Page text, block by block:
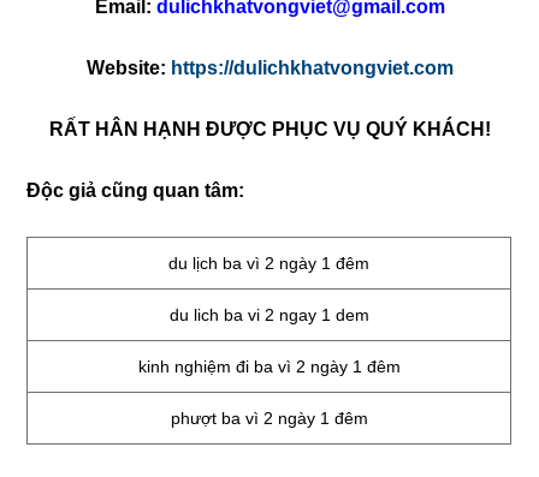
Email: dulichkhatvongviet@gmail.com
Website: https://dulichkhatvongviet.com
RẤT HÂN HẠNH ĐƯỢC PHỤC VỤ QUÝ KHÁCH!
Độc giả cũng quan tâm:
du lịch ba vì 2 ngày 1 đêm
du lich ba vi 2 ngay 1 dem
kinh nghiệm đi ba vì 2 ngày 1 đêm
phượt ba vì 2 ngày 1 đêm